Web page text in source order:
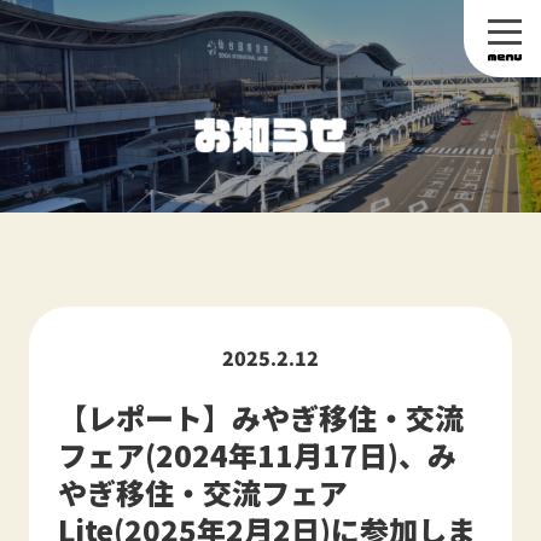
2025.2.12
【レポート】みやぎ移住・交流
フェア(2024年11月17日)、み
やぎ移住・交流フェア
Lite(2025年2月2日)に参加しま